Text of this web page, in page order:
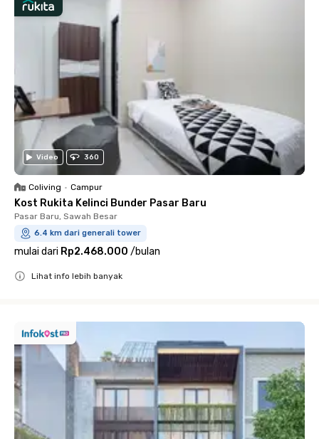
Video 360
Coliving • Campur
Kost Rukita Kelinci Bunder Pasar Baru
Pasar Baru, Sawah Besar
6.4 km dari generali tower
mulai dari Rp2.468.000 /bulan
Lihat info lebih banyak